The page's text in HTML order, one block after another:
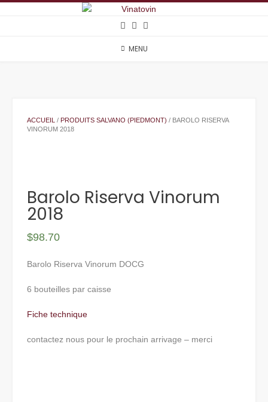
MENU
ACCUEIL / PRODUITS SALVANO (PIEDMONT) / BAROLO RISERVA
VINORUM 2018
Barolo Riserva Vinorum
2018
$98.70
Barolo Riserva Vinorum DOCG
6 bouteilles par caisse
Fiche technique
contactez nous pour le prochain arrivage – merci